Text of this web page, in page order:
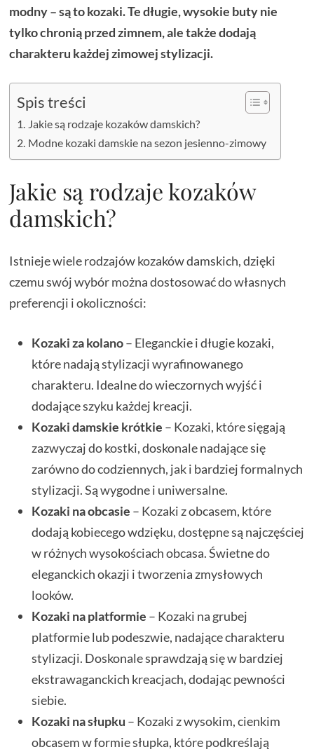
modny – są to kozaki. Te długie, wysokie buty nie
tylko chronią przed zimnem, ale także dodają
charakteru każdej zimowej stylizacji.
Spis treści
Jakie są rodzaje kozaków damskich?
Modne kozaki damskie na sezon jesienno-zimowy
Jakie są rodzaje kozaków
damskich?
Istnieje wiele rodzajów kozaków damskich, dzięki
czemu swój wybór można dostosować do własnych
preferencji i okoliczności:
Kozaki za kolano– Eleganckie i długie kozaki,
które nadają stylizacji wyrafinowanego
charakteru. Idealne do wieczornych wyjść i
dodające szyku każdej kreacji.
Kozaki damskie krótkie – Kozaki, które sięgają
zazwyczaj do kostki, doskonale nadające się
zarówno do codziennych, jak i bardziej formalnych
stylizacji. Są wygodne i uniwersalne.
Kozaki na obcasie – Kozaki z obcasem, które
dodają kobiecego wdzięku, dostępne są najczęściej
w różnych wysokościach obcasa. Świetne do
eleganckich okazji i tworzenia zmysłowych
looków.
Kozaki na platformie – Kozaki na grubej
platformie lub podeszwie, nadające charakteru
stylizacji. Doskonale sprawdzają się w bardziej
ekstrawaganckich kreacjach, dodając pewności
siebie.
Kozaki na słupku – Kozaki z wysokim, cienkim
obcasem w formie słupka, które podkreślają